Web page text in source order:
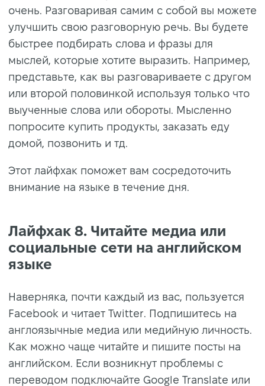
очень. Разговаривая самим с собой вы можете
улучшить свою разговорную речь. Вы будете
быстрее подбирать слова и фразы для
мыслей, которые хотите выразить. Например,
представьте, как вы разговариваете с другом
или второй половинкой используя только что
выученные слова или обороты. Мысленно
попросите купить продукты, заказать еду
домой, позвонить и тд.
Этот лайфхак поможет вам сосредоточить
внимание на языке в течение дня.
Лайфхак 8. Читайте медиа или
социальные сети на английском
языке
Наверняка, почти каждый из вас, пользуется
Facebook и читает Twitter. Подпишитесь на
англоязычные медиа или медийную личность.
Как можно чаще читайте и пишите посты на
английском. Если возникнут проблемы с
переводом подключайте Google Translate или